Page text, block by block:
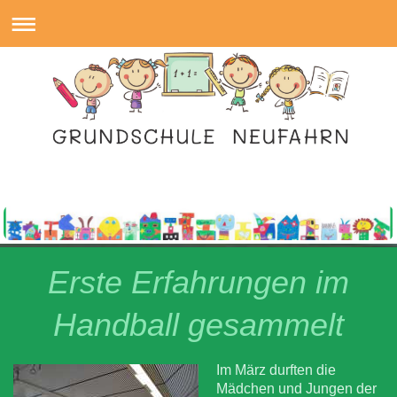
Erste Erfahrungen im
Handball gesammelt
Im März durften die
Mädchen und Jungen der